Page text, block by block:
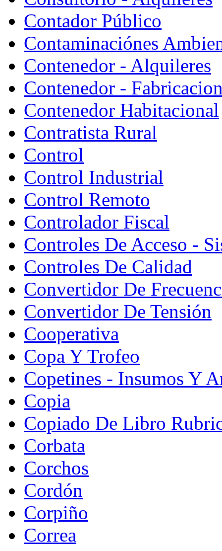
Contador Público
Contaminaciónes
Contenedor - Alquileres
Contenedor -
Contenedor Habitacional
Contratista Rural
Control
Control Industrial
Control Remoto
Controlador Fiscal
Controles De Acceso -
Controles De Calidad
Convertidor De
Convertidor De Tensión
Cooperativa
Copa Y Trofeo
Copetines - Insumos Y
Copia
Copiado De Libro
Corbata
Corchos
Cordón
Corpiño
Correa